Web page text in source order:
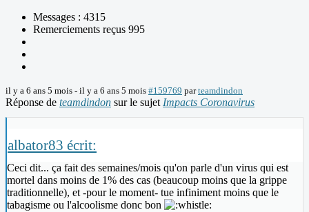
Messages : 4315
Remerciements reçus 995
il y a 6 ans 5 mois - il y a 6 ans 5 mois #159769 parteamdindon
Réponse de teamdindon sur le sujet Impacts Coronavirus
albator83 écrit:
Ceci dit... ça fait des semaines/mois qu'on parle d'un virus qui est
mortel dans moins de 1% des cas (beaucoup moins que la grippe
traditionnelle), et -pour le moment- tue infiniment moins que le
tabagisme ou l'alcoolisme donc bon